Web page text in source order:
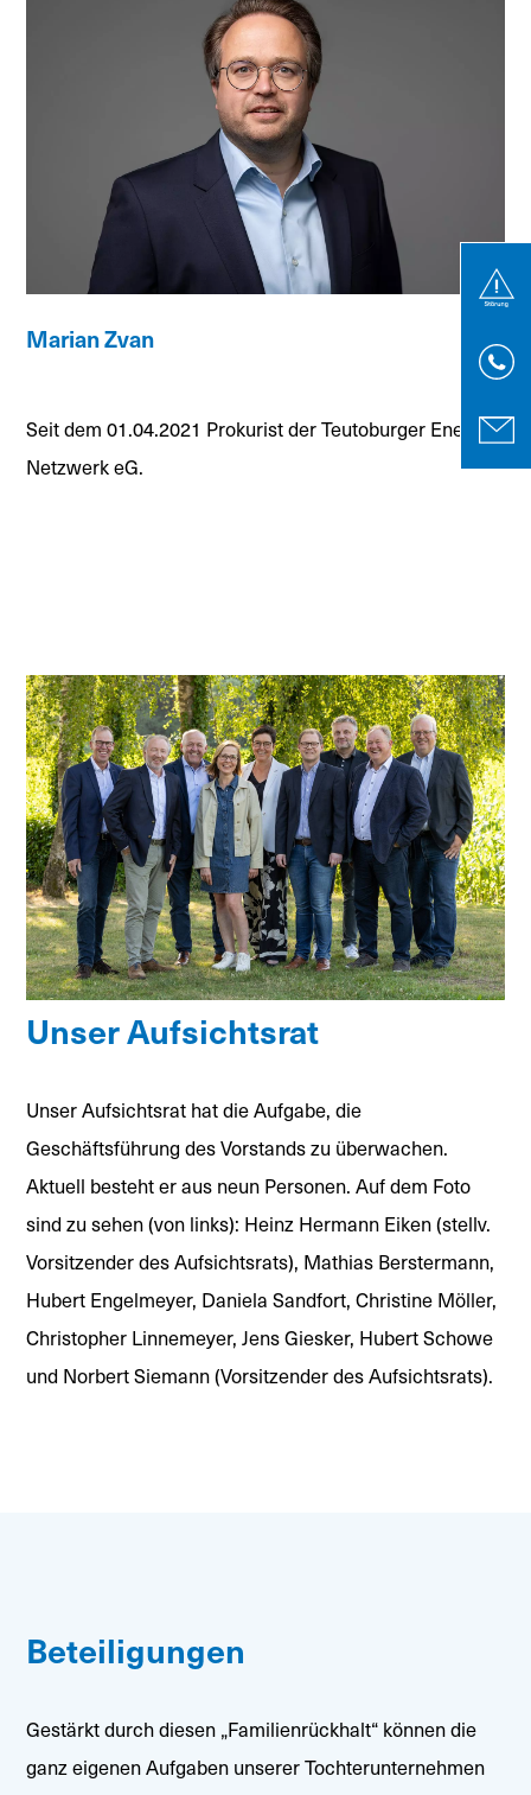
Marian Zvan
Seit dem 01.04.2021 Prokurist der Teutoburger Energie
Netzwerk eG.
Unser Aufsichtsrat
Unser Aufsichtsrat hat die Aufgabe, die
Geschäftsführung des Vorstands zu überwachen.
Aktuell besteht er aus neun Personen. Auf dem Foto
sind zu sehen (von links): Heinz Hermann Eiken (stellv.
Vorsitzender des Aufsichtsrats), Mathias Berstermann,
Hubert Engelmeyer, Daniela Sandfort, Christine Möller,
Christopher Linnemeyer, Jens Giesker, Hubert Schowe
und Norbert Siemann (Vorsitzender des Aufsichtsrats).
Beteiligungen
Gestärkt durch diesen „Familienrückhalt“ können die
ganz eigenen Aufgaben unserer Tochterunternehmen